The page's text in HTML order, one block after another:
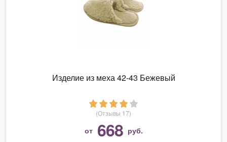
Изделие из меха 42-43 Бежевый
(Отзывы 17)
от 668 руб.